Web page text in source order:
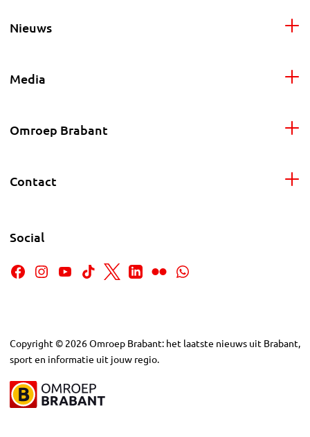
Nieuws
Media
Omroep Brabant
Contact
Social
Copyright © 2026Omroep Brabant: het laatste nieuws uit Brabant,
sport en informatie uit jouw regio.